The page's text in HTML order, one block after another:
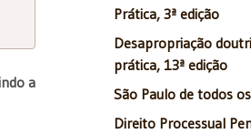
a
Prática, 3ª edição
Desapropriação
prática, 13ª edição
São Paulo de todos
Direito Processual